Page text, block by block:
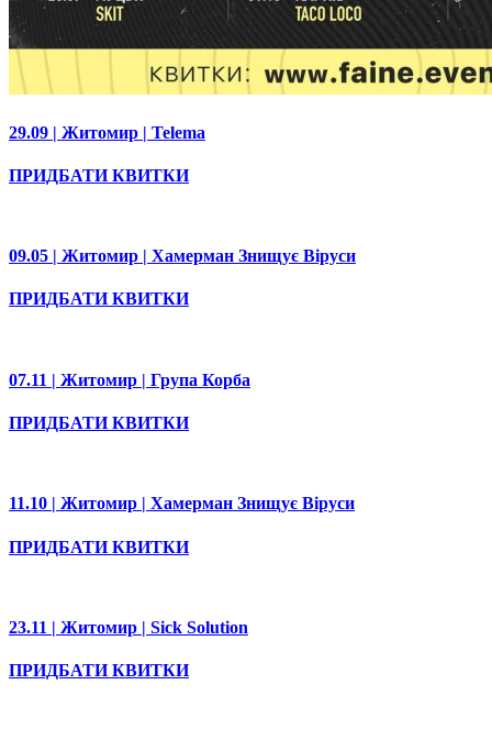
29.09 | Житомир | Telema
ПРИДБАТИ КВИТКИ
09.05 | Житомир | Хамерман Знищує Віруси
ПРИДБАТИ КВИТКИ
07.11 | Житомир | Група Корба
ПРИДБАТИ КВИТКИ
11.10 | Житомир | Хамерман Знищує Віруси
ПРИДБАТИ КВИТКИ
23.11 | Житомир | Sick Solution
ПРИДБАТИ КВИТКИ